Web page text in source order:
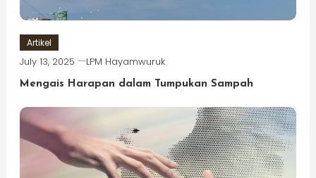
Artikel
July 13, 2025 LPM Hayamwuruk
Mengais Harapan dalam Tumpukan Sampah